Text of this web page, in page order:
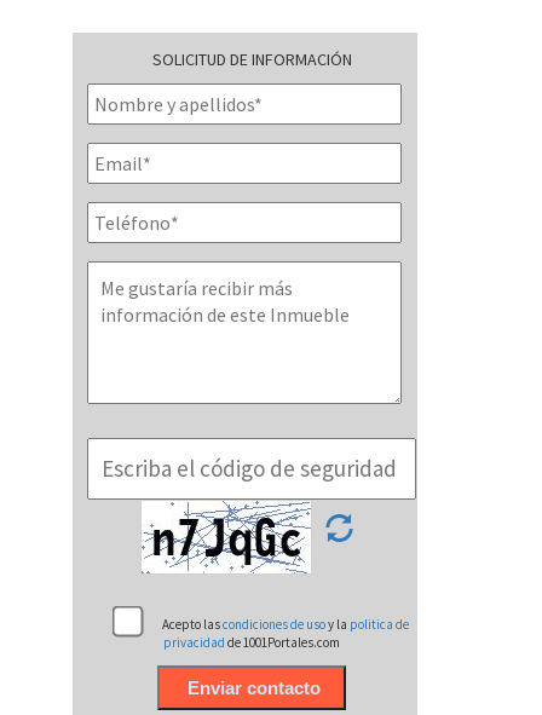
SOLICITUD DE INFORMACIÓN
Acepto lascondiciones de usoy la politica de
privacidadde 1001Portales.com